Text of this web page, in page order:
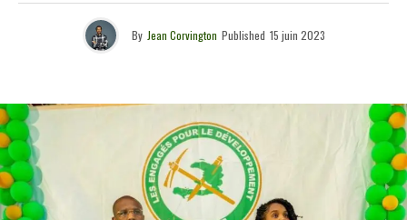
By Jean Corvington Published 15 juin 2023